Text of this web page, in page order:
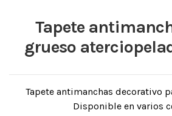
Tapete
grueso
Tapete antimanchas decorativo
Disponible en varios